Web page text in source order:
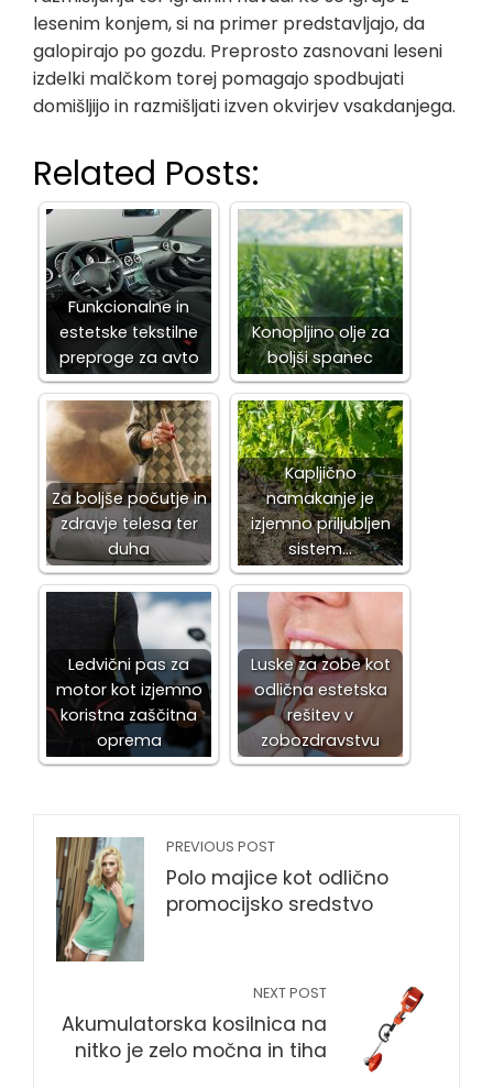
lesenim konjem, si na primer predstavljajo, da
galopirajo po gozdu. Preprosto zasnovani leseni
izdelki malčkom torej pomagajo spodbujati
domišljijo in razmišljati izven okvirjev vsakdanjega.
Related Posts:
Funkcionalne in
estetske tekstilne
preproge za avto
Konopljino olje za
boljši spanec
Za boljše počutje in
zdravje telesa ter
duha
Kapljično
namakanje je
izjemno priljubljen
sistem…
Ledvični pas za
motor kot izjemno
koristna zaščitna
oprema
Luske za zobe kot
odlična estetska
rešitev v
zobozdravstvu
PREVIOUS POST
Polo majice kot odlično
promocijsko sredstvo
NEXT POST
Akumulatorska kosilnica na
nitko je zelo močna in tiha